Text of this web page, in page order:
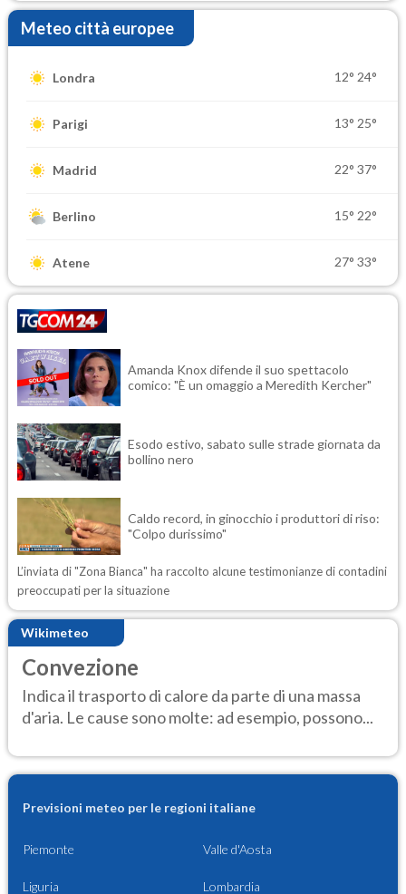
Meteo città europee
Londra 12° 24°
Parigi 13° 25°
Madrid 22° 37°
Berlino 15° 22°
Atene 27° 33°
Amanda Knox difende il suo spettacolo
comico: "È un omaggio a Meredith Kercher"
Esodo estivo, sabato sulle strade giornata da
bollino nero
Caldo record, in ginocchio i produttori di riso:
"Colpo durissimo"
L’inviata di "Zona Bianca" ha raccolto alcune testimonianze di contadini
preoccupati per la situazione
Wikimeteo
Convezione
Indica il trasporto di calore da parte di una massa
d'aria. Le cause sono molte: ad esempio, possono...
Previsioni meteo per le regioni italiane
Piemonte Valle d'Aosta
Liguria Lombardia